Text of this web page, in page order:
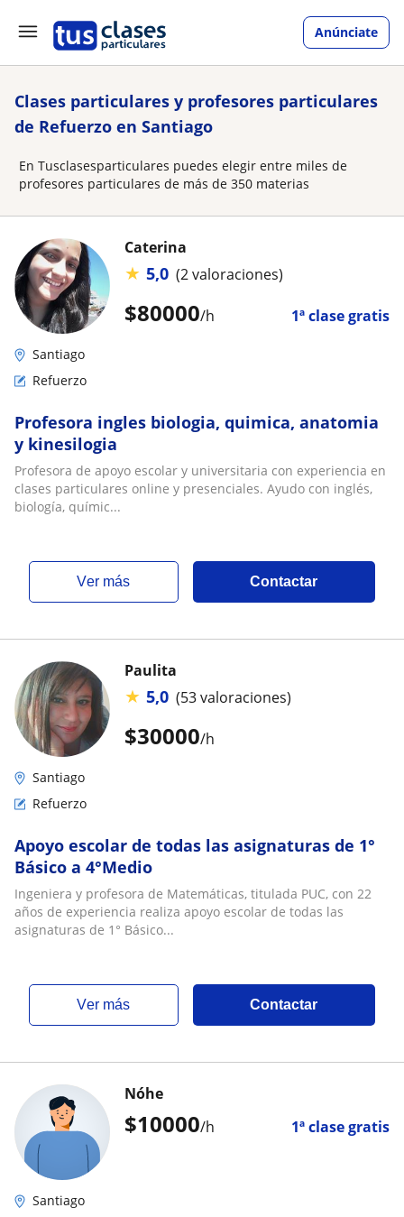
Anúnciate
Clases particulares y profesores particulares
de Refuerzo en Santiago
En Tusclasesparticulares puedes elegir entre miles de
profesores particulares de más de 350 materias
$80000/h 1ª clase gratis
Caterina
★ 5,0 (2 valoraciones)
Santiago
Refuerzo
Profesora ingles biologia, quimica, anatomia
y kinesilogia
Profesora de apoyo escolar y universitaria con experiencia en
clases particulares online y presenciales. Ayudo con inglés,
biología, químic...
ver más Contactar
$30000/h
Paulita
★ 5,0 (53 valoraciones)
Santiago
Refuerzo
Apoyo escolar de todas las asignaturas de 1°
Básico a 4°Medio
Ingeniera y profesora de Matemáticas, titulada PUC, con 22
años de experiencia realiza apoyo escolar de todas las
asignaturas de 1° Básico...
ver más Contactar
$10000/h 1ª clase gratis
Nóhe
Santiago